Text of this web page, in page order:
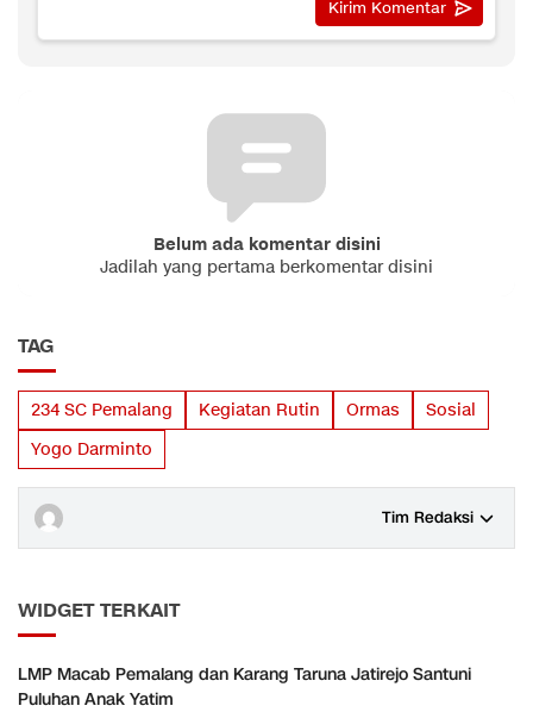
Belum ada komentar disini
Jadilah yang pertama berkomentar disini
TAG
234 SC Pemalang Kegiatan Rutin Ormas
Sosial
Yogo Darminto
Tim Redaksi
WIDGET TERKAIT
LMP Macab Pemalang dan Karang Taruna Jatirejo Santuni
Puluhan Anak Yatim